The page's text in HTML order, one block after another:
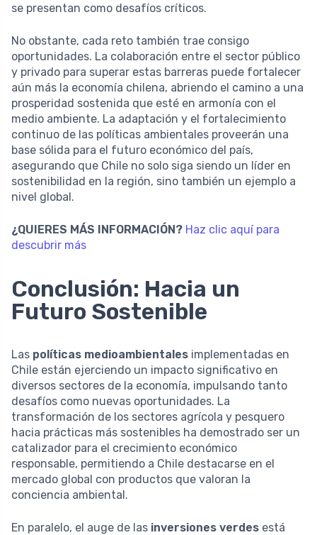
se presentan como desafíos críticos.
No obstante, cada reto también trae consigo
oportunidades. La colaboración entre el sector público
y privado para superar estas barreras puede fortalecer
aún más la economía chilena, abriendo el camino a una
prosperidad sostenida que esté en armonía con el
medio ambiente. La adaptación y el fortalecimiento
continuo de las políticas ambientales proveerán una
base sólida para el futuro económico del país,
asegurando que Chile no solo siga siendo un líder en
sostenibilidad en la región, sino también un ejemplo a
nivel global.
¿QUIERES MÁS INFORMACIÓN? Haz clic aquí para
descubrir más
Conclusión: Hacia un
Futuro Sostenible
Las políticas medioambientales implementadas en
Chile están ejerciendo un impacto significativo en
diversos sectores de la economía, impulsando tanto
desafíos como nuevas oportunidades. La
transformación de los sectores agrícola y pesquero
hacia prácticas más sostenibles ha demostrado ser un
catalizador para el crecimiento económico
responsable, permitiendo a Chile destacarse en el
mercado global con productos que valoran la
conciencia ambiental.
En paralelo, el auge de las inversiones verdes está